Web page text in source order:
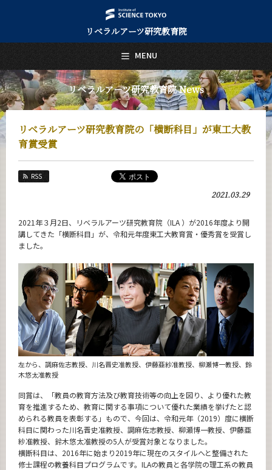
リベラルアーツ研究教育院
リベラルアーツ研究教育院 News
リベラルアーツ研究教育院の「横断科目」が東工大教
育賞受賞
RSS
2021.03.29
2021年３月2日、リベラルアーツ研究教育院（ILA ）が2016年度より開
講してきた「横断科目」が、令和元年度東工大教育賞・優秀賞を受賞し
ました。
左から、調麻佐志教授、川名晋史准教授、伊藤亜紗准教授、柳瀬博一教授、鈴
木悠太准教授
同賞は、「教員の教育方法及び教育技術等の向上を図り、より優れた教
育を推進するため、教育に関する事項について優れた業績を挙げたと認
められる教員を表彰する」もので、今回は、令和元年（2019）度に横断
科目に関わった川名晋史准教授、調麻佐志教授、柳瀬博一教授、伊藤亜
紗准教授、鈴木悠太准教授の5人が受賞対象となりました。
横断科目は、2016年に始まり2019年に現在のスタイルへと整備された
修士課程の教養科目プログラムです。ILAの教員と各学院の理工系の教員
MENU
日本語 English
トップページ
Top Page
リベラルアーツ研究教育院について
About Us
教育
Education
研究
Research
教員紹介
faculty
リベラルアーツ研究教育院 News
News
News 一覧
カテゴリ別
月別
イベントカレンダー
Event Calendar
サイト構成